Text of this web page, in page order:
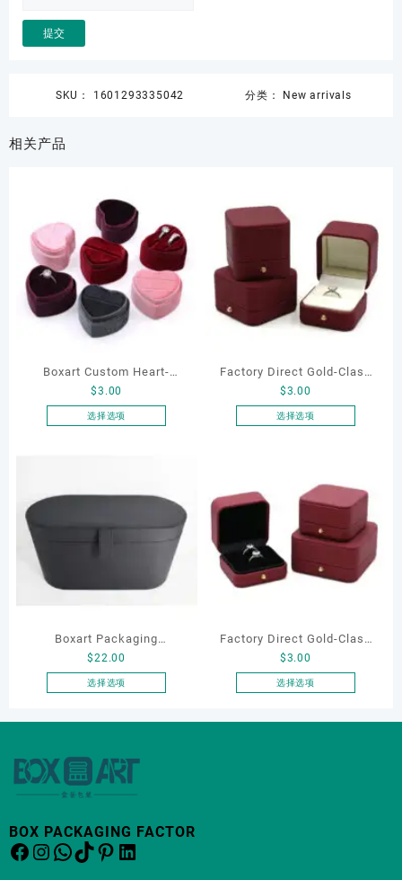
SKU： 1601293335042 分类： New arrivals
相关产品
Boxart Custom Heart-
Shaped Velvet Ring Box
Wedding Proposal Jewelry
$3.00
选择选项
种
品
页
面
些
Factory Direct Gold-Clasp
Round-Corner Jewelry
Organizers
$3.00
选择选项
有
种
品
页
面
Boxart Packaging
Manufacturer Custom
Wholesale Luxury Black PU
$22.00
选择选项
产
有
多
体。
可
Factory Direct Gold-Clasp
Round-Corner Jewelry
$3.00
选择选项
产
BOX PACKAGING FACTOR
Facebook
Instagram
WhatsApp
TikTok
Pinterest
LinkedIn